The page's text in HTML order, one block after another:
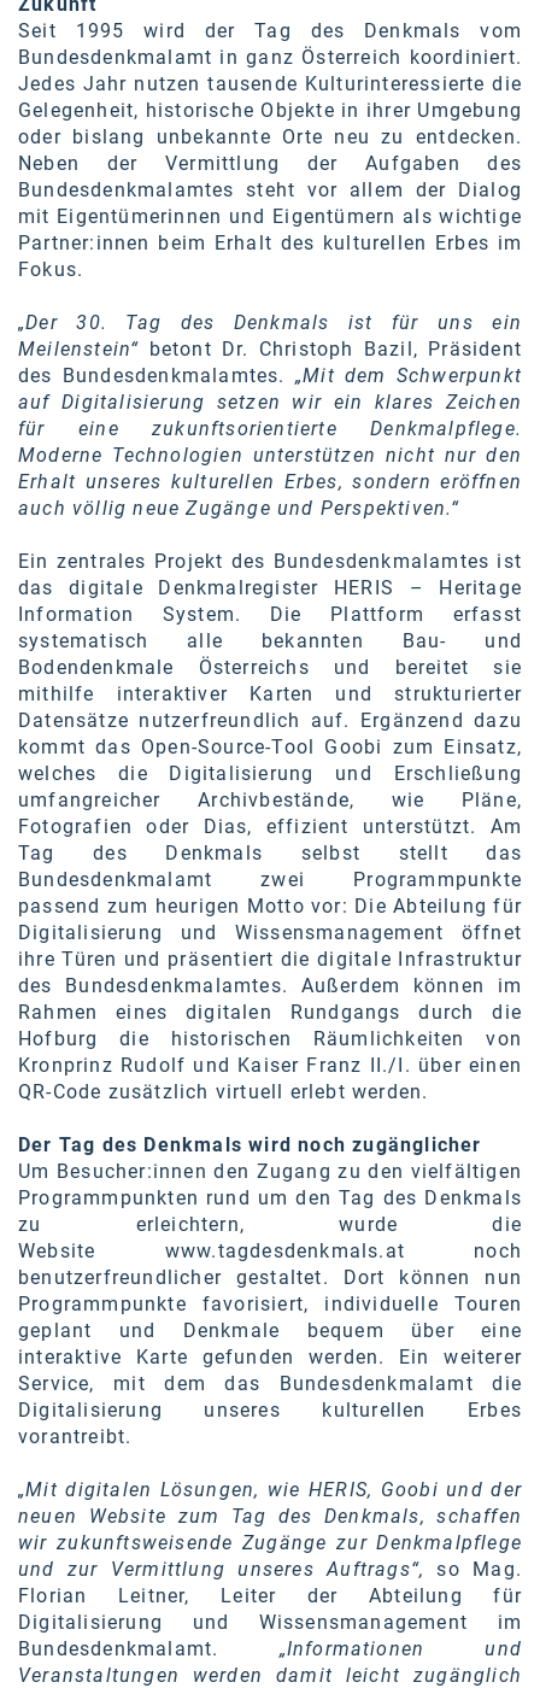
Seit 1995 wird der Tag des Denkmals vom
Bundesdenkmalamt in ganz Österreich koordiniert.
Jedes Jahr nutzen tausende Kulturinteressierte die
Gelegenheit, historische Objekte in ihrer Umgebung
oder bislang unbekannte Orte neu zu entdecken.
Neben der Vermittlung der Aufgaben des
Bundesdenkmalamtes steht vor allem der Dialog
mit Eigentümerinnen und Eigentümern als wichtige
Partner:innen beim Erhalt des kulturellen Erbes im
Fokus.
„Der 30. Tag des Denkmals ist für uns ein
Meilenstein“ betont Dr. Christoph Bazil, Präsident
des Bundesdenkmalamtes. „Mit dem Schwerpunkt
auf Digitalisierung setzen wir ein klares Zeichen
für eine zukunftsorientierte Denkmalpflege.
Moderne Technologien unterstützen nicht nur den
Erhalt unseres kulturellen Erbes, sondern eröffnen
auch völlig neue Zugänge und Perspektiven.“
Ein zentrales Projekt des Bundesdenkmalamtes ist
das digitale Denkmalregister HERIS – Heritage
Information System. Die Plattform erfasst
systematisch alle bekannten Bau- und
Bodendenkmale Österreichs und bereitet sie
mithilfe interaktiver Karten und strukturierter
Datensätze nutzerfreundlich auf. Ergänzend dazu
kommt das Open-Source-Tool Goobi zum Einsatz,
welches die Digitalisierung und Erschließung
umfangreicher Archivbestände, wie Pläne,
Fotografien oder Dias, effizient unterstützt. Am
Tag des Denkmals selbst stellt das
Bundesdenkmalamt zwei Programmpunkte
passend zum heurigen Motto vor: Die Abteilung für
Digitalisierung und Wissensmanagement öffnet
ihre Türen und präsentiert die digitale Infrastruktur
des Bundesdenkmalamtes. Außerdem können im
Rahmen eines digitalen Rundgangs durch die
Hofburg die historischen Räumlichkeiten von
Kronprinz Rudolf und Kaiser Franz II./I. über einen
QR-Code zusätzlich virtuell erlebt werden.
Der Tag des Denkmals wird noch zugänglicher
Um Besucher:innen den Zugang zu den vielfältigen
Programmpunkten rund um den Tag des Denkmals
zu erleichtern, wurde die
Website www.tagdesdenkmals.at noch
benutzerfreundlicher gestaltet. Dort können nun
Programmpunkte favorisiert, individuelle Touren
geplant und Denkmale bequem über eine
interaktive Karte gefunden werden. Ein weiterer
Service, mit dem das Bundesdenkmalamt die
Digitalisierung unseres kulturellen Erbes
vorantreibt.
„Mit digitalen Lösungen, wie HERIS, Goobi und der
neuen Website zum Tag des Denkmals, schaffen
wir zukunftsweisende Zugänge zur Denkmalpflege
und zur Vermittlung unseres Auftrags“,
so Mag.
Florian Leitner, Leiter der Abteilung für
Digitalisierung und Wissensmanagement im
Bundesdenkmalamt. „Informationen und
Veranstaltungen werden damit leicht zugänglich